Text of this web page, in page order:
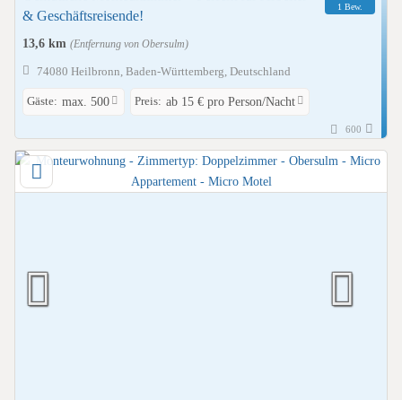
& Geschäftsreisende!
1 Bew.
13,6 km (Entfernung von Obersulm)
74080 Heilbronn, Baden-Württemberg, Deutschland
Gäste: max. 500 Preis: ab 15 € pro Person/Nacht
600